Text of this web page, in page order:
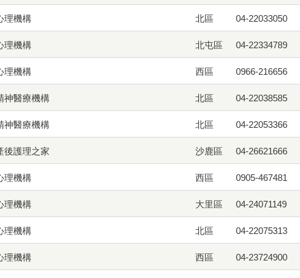
理機構 北區 04-22033050
理機構 北屯區 04-22334789
理機構 西區 0966-216656
神醫療機構 北區 04-22038585
神醫療機構 北區 04-22053366
後護理之家 沙鹿區 04-26621666
理機構 西區 0905-467481
理機構 大里區 04-24071149
理機構 北區 04-22075313
理機構 西區 04-23724900